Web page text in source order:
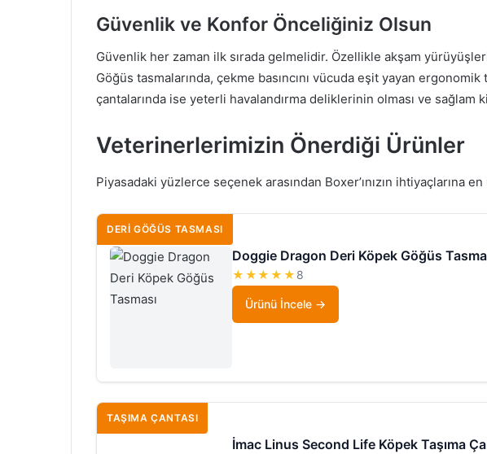
Güvenlik ve Konfor Önceliğiniz Olsun
Güvenlik her zaman ilk sırada gelmelidir. Özellikle akşam
Göğüs tasmalarında, çekme basıncını vücuda eşit yayan
çantalarında ise yeterli havalandırma deliklerinin olması ve sağlam
Veterinerlerimizin Önerdiği Ürünler
Piyasadaki yüzlerce seçenek arasından Boxer’ınızın
DERI GÖĞÜS TASMASI
Doggie Dragon Deri Köpek Göğüs
★★★★★ 8
Ürünü İncele
TAŞIMA ÇANTASI
İmac Linus Second Life Köpek Taşıma